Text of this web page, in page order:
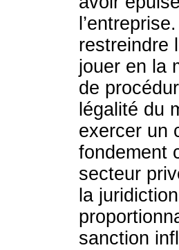
restreindre
jouer en la
de
légalité du
exercer un
fondement
secteur
la
sanction